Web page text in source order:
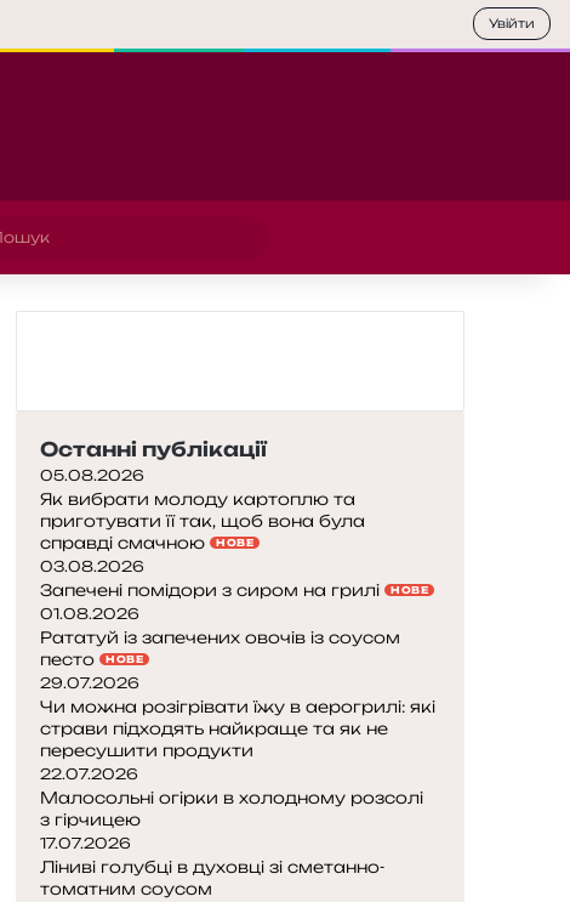
Останні публікації
05.08.2026
Як вибрати молоду картоплю та
приготувати її так, щоб вона була
справді смачною
НОВЕ
03.08.2026
Запечені помідори з сиром на грилі НОВЕ
01.08.2026
Рататуй із запечених овочів із соусом
песто
НОВЕ
29.07.2026
Чи можна розігрівати їжу в аерогрилі: які
страви підходять найкраще та як не
пересушити продукти
22.07.2026
Малосольні огірки в холодному розсолі
з гірчицею
17.07.2026
Ліниві голубці в духовці зі сметанно-
томатним соусом
Увійти